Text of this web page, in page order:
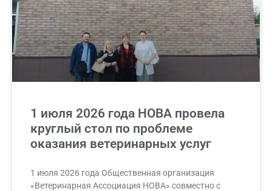
1 июля 2026 года НОВА провела
круглый стол по проблеме
оказания ветеринарных услуг
1 июля 2026 года Общественная организация
«Ветеринарная Ассоциация НОВА» совместно с